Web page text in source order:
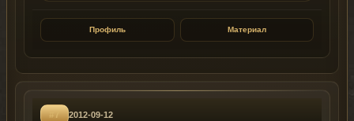
Профиль Материал
#7 2012-09-12